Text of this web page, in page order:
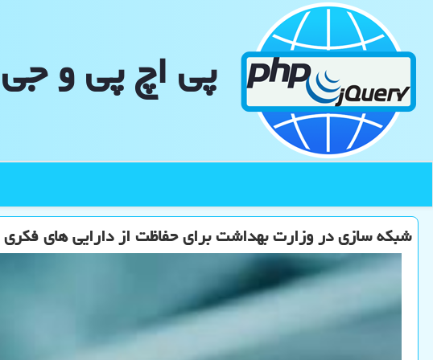
پی اچ پی و
شبکه سازی در وزارت بهداشت برای حفاظت از دارایی های